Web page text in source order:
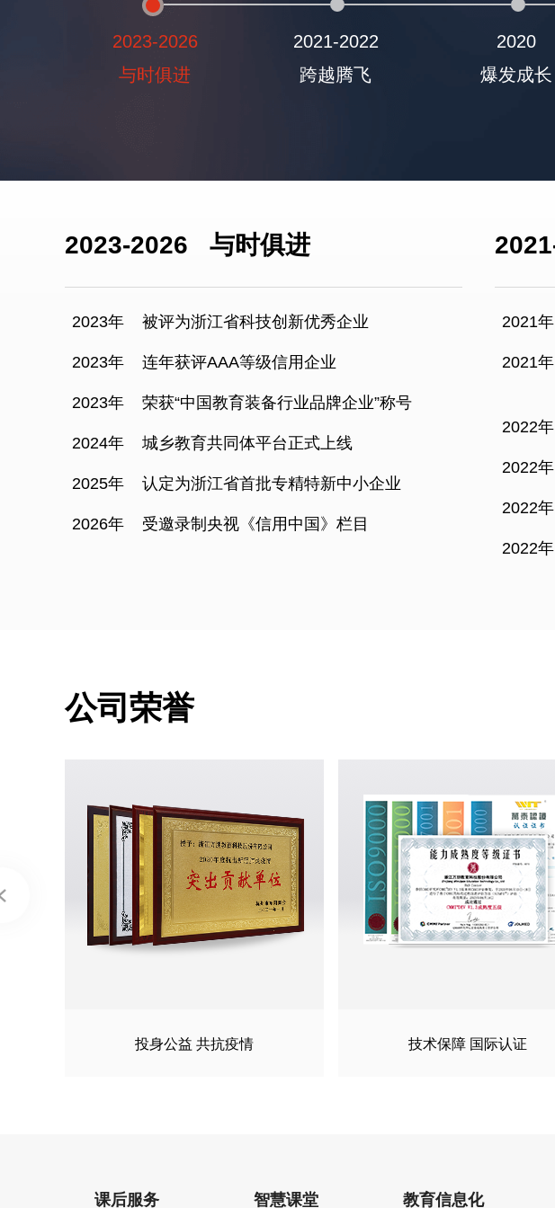
2023-2026 2021-2022 2020
与时俱进
跨越腾飞 爆发成长
2023-2026 与时俱进
2023年 被评为浙江省科技创新优秀企业
2023年 连年获评AAA等级信用企业
2023年 荣获“中国教育装备行业品牌企业”称号
2024年 城乡教育共同体平台正式上线
2025年 认定为浙江省首批专精特新中小企业
2026年 受邀录制央视《信用中国》栏目
2021年
2021年
2022年
2022年
2022年
2022年
公司荣誉
投身公益 共抗疫情 技术保障 国际认证
课后服务 智慧课堂 教育信息化